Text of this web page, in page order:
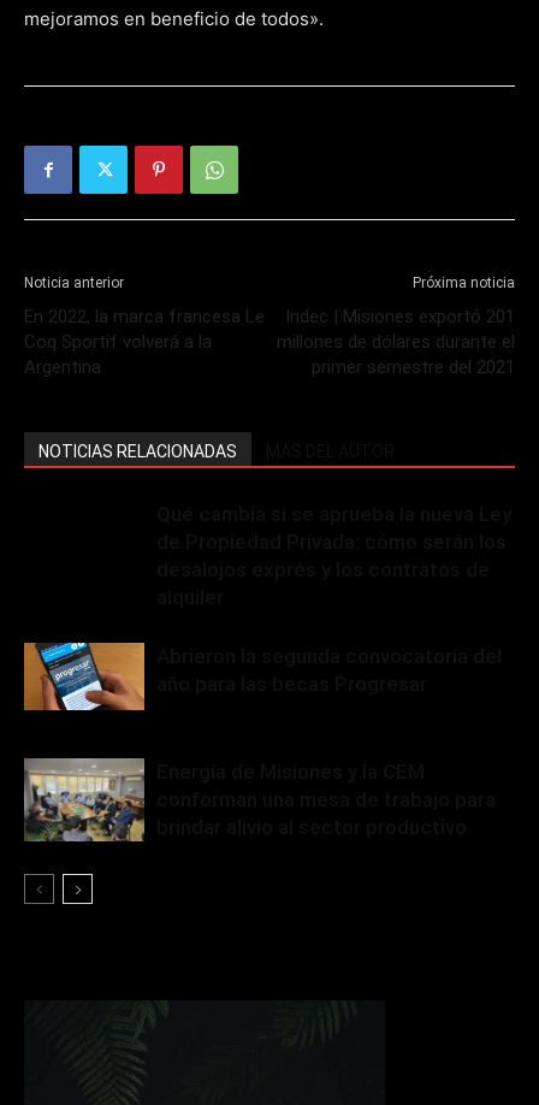
mejoramos en beneficio de todos».
Noticia anterior
En 2022, la marca francesa Le
Coq Sportif volverá a la
Argentina
Próxima noticia
Indec | Misiones exportó 201
millones de dólares durante el
primer semestre del 2021
NOTICIAS RELACIONADAS